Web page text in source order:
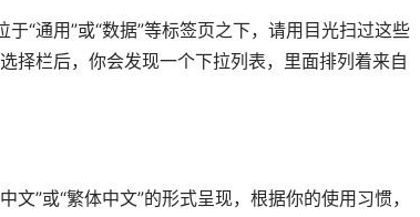
“通用”或“数据”等标签页之下，请用目光扫过这些
择栏后，你会发现一个下拉列表，里面排列着来自
”或“繁体中文”的形式呈现，根据你的使用习惯，